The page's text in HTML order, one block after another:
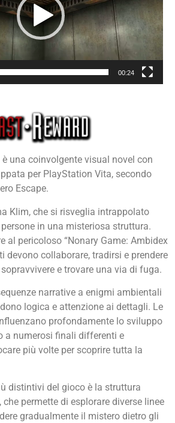
00:24
è una coinvolgente visual novel con
per PlayStation Vita, secondo
Escape.
Klim, che si risveglia intrappolato
in una misteriosa struttura.
al pericoloso “Nonary Game: Ambidex
devono collaborare, tradirsi e prendere
e trovare una via di fuga.
narrative a enigmi ambientali
logica e attenzione ai dettagli. Le
profondamente lo sviluppo
a numerosi finali differenti e
più volte per scoprire tutta la
distintivi del gioco è la struttura
permette di esplorare diverse linee
gradualmente il mistero dietro gli